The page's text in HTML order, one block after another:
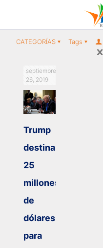
CATEGORÍAS Tags
septiembre
26, 2019
Trump
destina
25
millones
de
dólares
para